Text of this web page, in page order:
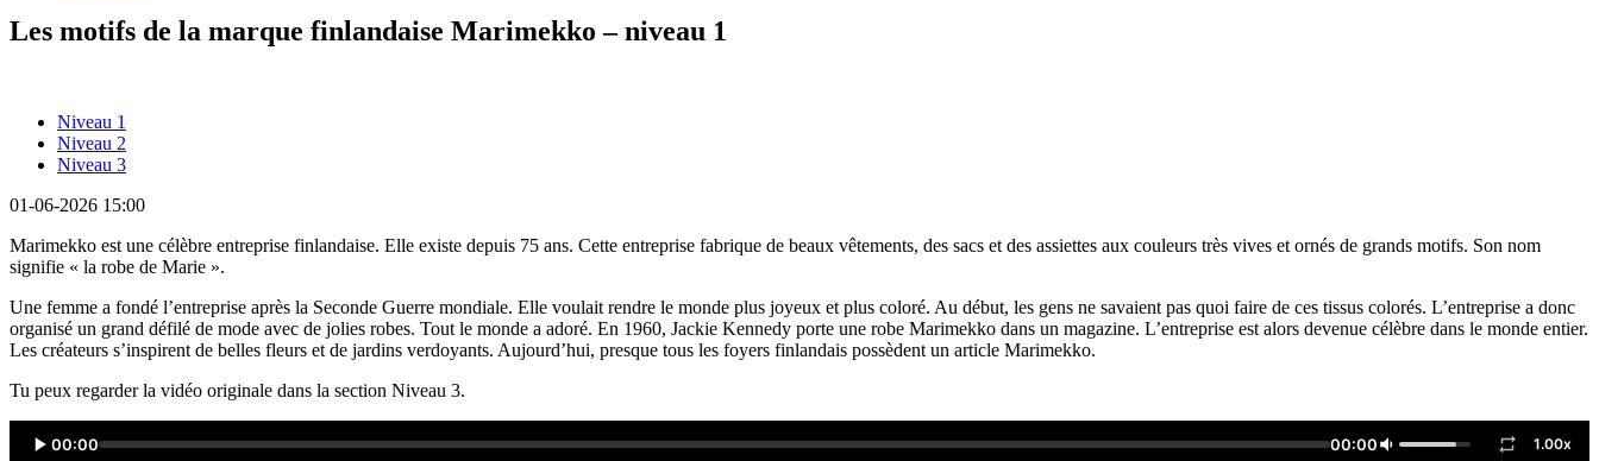
Les motifs de la marque finlandaise Marimekko – niveau 1
Niveau 1
Niveau 2
Niveau 3
01-06-2026 15:00
Marimekko est une célèbre entreprise finlandaise. Elle existe depuis 75 ans. Cette entreprise fabrique de beaux vêtements, des sacs et des assiettes aux couleurs très vives et ornés de grands motifs. Son nom
signifie « la robe de Marie ».
Une femme a fondé l’entreprise après la Seconde Guerre mondiale. Elle voulait rendre le monde plus joyeux et plus coloré. Au début, les gens ne savaient pas quoi faire de ces tissus colorés. L’entreprise a donc
organisé un grand défilé de mode avec de jolies robes. Tout le monde a adoré. En 1960, Jackie Kennedy porte une robe Marimekko dans un magazine. L’entreprise est alors devenue célèbre dans le monde entier.
Les créateurs s’inspirent de belles fleurs et de jardins verdoyants. Aujourd’hui, presque tous les foyers finlandais possèdent un article Marimekko.
Tu peux regarder la vidéo originale dans la section Niveau 3.
00:00 00:00 1.00x